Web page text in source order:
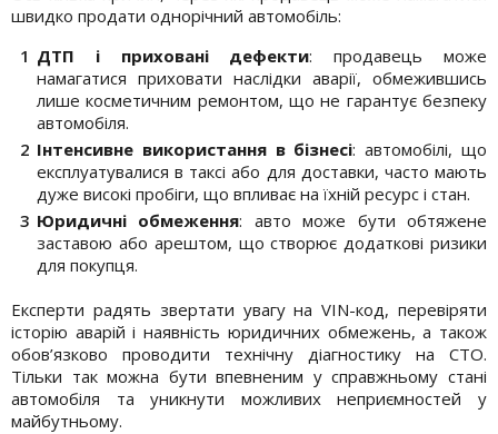
швидко продати однорічний автомобіль:
ДТП і приховані дефекти: продавець може
намагатися приховати наслідки аварії, обмежившись
лише косметичним ремонтом, що не гарантує безпеку
автомобіля.
Інтенсивне використання в бізнесі: автомобілі, що
експлуатувалися в таксі або для доставки, часто мають
дуже високі пробіги, що впливає на їхній ресурс і стан.
Юридичні обмеження: авто може бути обтяжене
заставою або арештом, що створює додаткові ризики
для покупця.
Експерти радять звертати увагу на VIN-код, перевіряти
історію аварій і наявність юридичних обмежень, а також
обов’язково проводити технічну діагностику на СТО.
Тільки так можна бути впевненим у справжньому стані
автомобіля та уникнути можливих неприємностей у
майбутньому.